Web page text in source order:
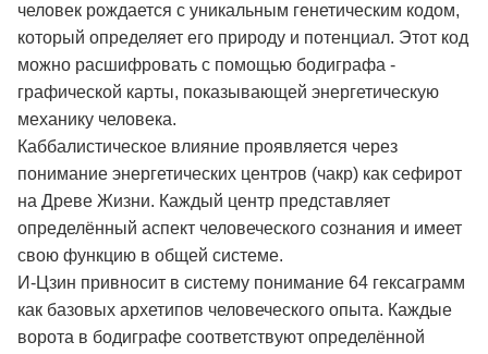
человек рождается с уникальным генетическим кодом,
который определяет его природу и потенциал. Этот код
можно расшифровать с помощью бодиграфа -
графической карты, показывающей энергетическую
механику человека.
Каббалистическое влияние проявляется через
понимание энергетических центров (чакр) как сефирот
на Древе Жизни. Каждый центр представляет
определённый аспект человеческого сознания и имеет
свою функцию в общей системе.
И-Цзин привносит в систему понимание 64 гексаграмм
как базовых архетипов человеческого опыта. Каждые
ворота в бодиграфе соответствуют определённой